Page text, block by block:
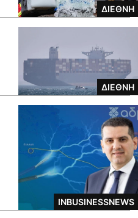
ΔΙΕΘΝΗ
ΔΙΕΘΝΗ
INBUSINESSNEWS